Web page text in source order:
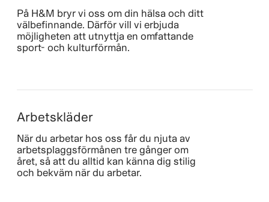
På H&M bryr vi oss om din hälsa och ditt
välbefinnande. Därför vill vi erbjuda
möjligheten att utnyttja en omfattande
sport- och kulturförmån.
Arbetskläder
När du arbetar hos oss får du njuta av
arbetsplaggsförmånen tre gånger om
året, så att du alltid kan känna dig stilig
och bekväm när du arbetar.